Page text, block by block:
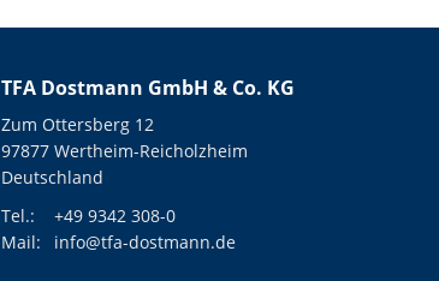
TFA Dostmann GmbH & Co. KG
Zum Ottersberg 12
97877 Wertheim-Reicholzheim
Deutschland
Tel.:
+49 9342 308-0
Mail:
info@tfa-dostmann.de